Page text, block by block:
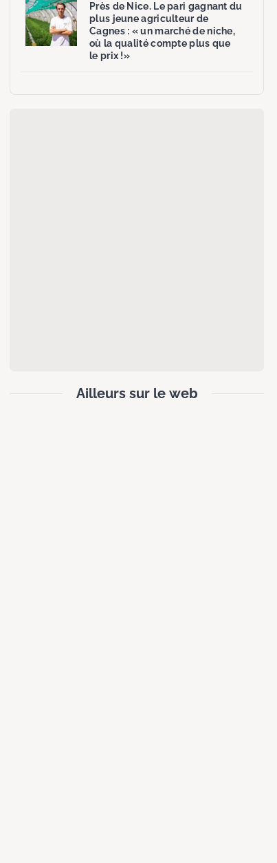
Près de Nice. Le pari gagnant du
plus jeune agriculteur de
Cagnes : « un marché de niche,
où la qualité compte plus que
le prix !»
Ailleurs sur le web